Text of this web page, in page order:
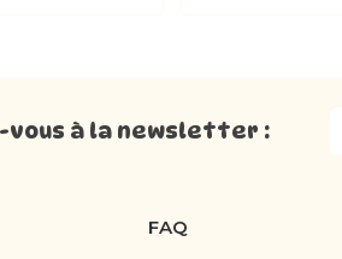
vous à la newsletter :
FAQ